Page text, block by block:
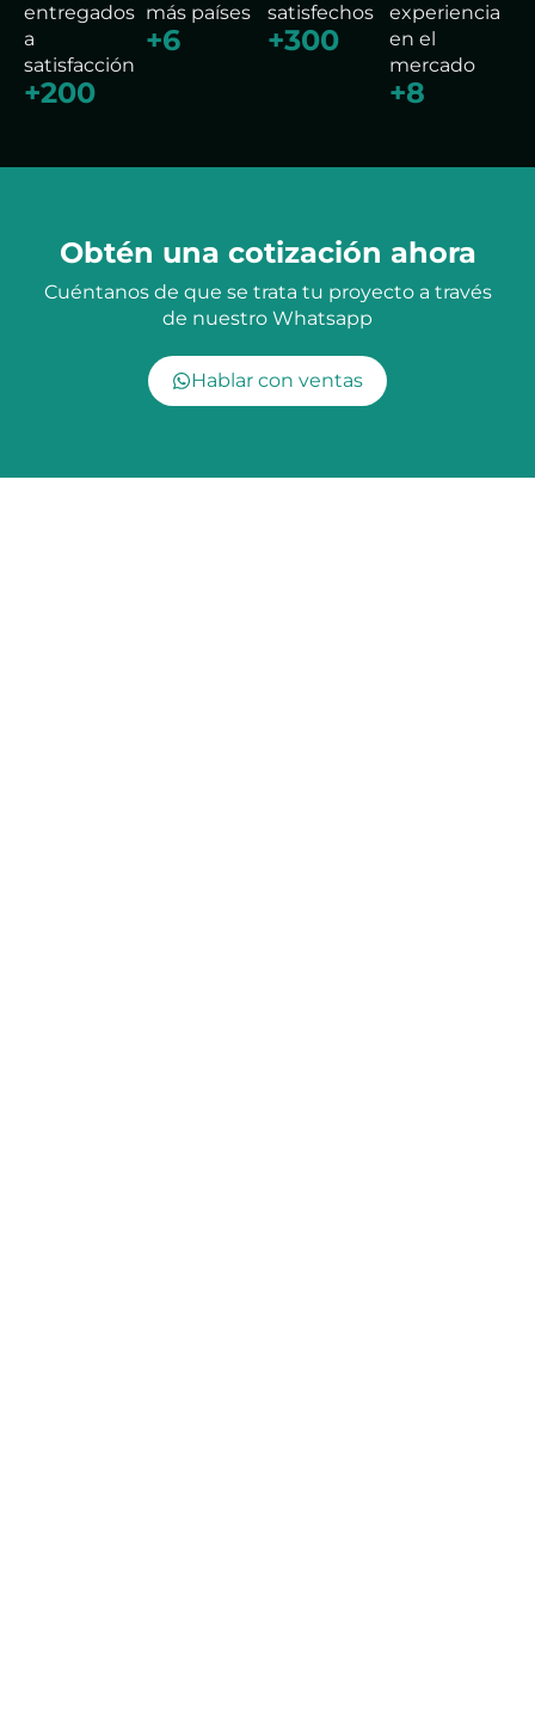
entregados
a
satisfacción
+200
más países
+6
satisfechos
+300
experiencia
en el
mercado
+8
Obtén una cotización ahora
Cuéntanos de que se trata tu proyecto a través
de nuestro Whatsapp
Hablar con ventas